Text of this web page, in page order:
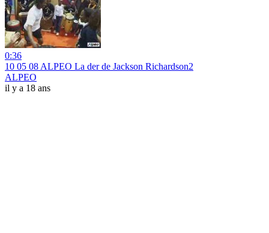
0:36
10 05 08 ALPEO La der de Jackson Richardson2
ALPEO
il y a 18 ans